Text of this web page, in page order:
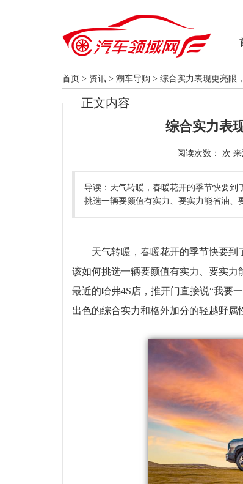
首页 > 资讯 > 潮车导购 > 综合实力表现更亮眼
正文内容
综合实力表
阅读次数：
导读：天气转暖，春暖花开的季节快要
挑选一辆要颜值有实力、要实力能省油、
天气转暖，春暖花开的季节快要到
该如何挑选一辆要颜值有实力、要实力
最近的哈弗4S店，推开门直接说“我要
出色的综合实力和格外加分的轻越野属